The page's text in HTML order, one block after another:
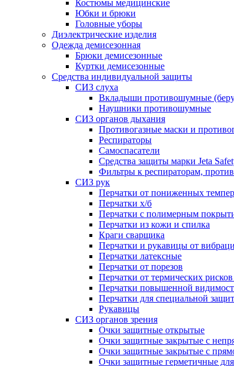
Костюмы медицинские
Юбки и брюки
Головные уборы
Диэлектрические изделия
Одежда демисезонная
Брюки демисезонные
Куртки демисезонные
Средства индивидуальной защиты
СИЗ слуха
Вкладыши противошумные
Наушники противошумные
СИЗ органов дыхания
Противогазные маски и
Респираторы
Самоспасатели
Средства защиты марки Jeta
Фильтры к респираторам,
СИЗ рук
Перчатки от пониженных
Перчатки х/б
Перчатки с полимерным
Перчатки из кожи и спилка
Краги сварщика
Перчатки и рукавицы от
Перчатки латексные
Перчатки от порезов
Перчатки от термических
Перчатки повышенной
Перчатки для специальной
Рукавицы
СИЗ органов зрения
Очки защитные открытые
Очки защитные закрытые с
Очки защитные закрытые с
Очки защитные герметичные